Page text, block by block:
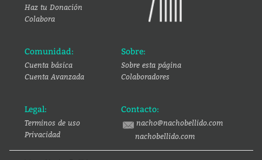
Haz tu Donación
Colabora
Comunidad:
Cuenta básica
Cuenta Avanzada
Sobre:
Sobre esta página
Colaboradores
Legal:
Terminos de uso
Privacidad
Contacto:
nacho@nachobellido.com
nachobellido.com